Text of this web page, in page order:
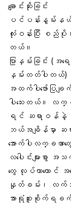
ချောင်းဆိုးခြင်း
ပင်ပန်းနွမ်းနယ်
လုံးဝန်းပြီး စ
တယ်။
ပြာနှမ်း ခြင်း (အရေ
နှမ်းတတ်ပါတယ်)
အထက်ပါဖော်ပြခ
ပါသေးတယ်။
ရင် ဆရာဝန်နဲ့
ဘယ်အချိန်မှာ ဆ
အောက်ပါလက္ခဏ
လပေါင်းများစွာ အသ
တွေ လုပ်တာတောင်
နှုတ်ခမ်း၊ လက်သည်
အာရုံစူးစိုက်ရခ